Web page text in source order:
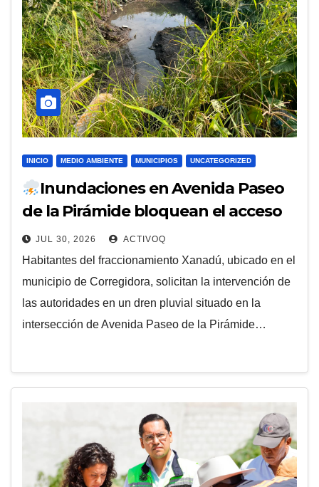
INICIO MEDIO AMBIENTE MUNICIPIOS UNCATEGORIZED
Inundaciones en Avenida Paseo
de la Pirámide bloquean el acceso
al fraccionamiento Xanadú en
Corregidora
JUL 30, 2026 ACTIVOQ
Habitantes del fraccionamiento Xanadú, ubicado en el
municipio de Corregidora, solicitan la intervención de
las autoridades en un dren pluvial situado en la
intersección de Avenida Paseo de la Pirámide…